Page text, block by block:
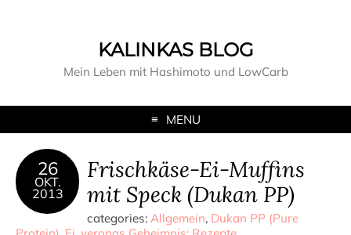
KALINKAS BLOG
Mein Leben mit Hashimoto und LowCarb
MENU
26
OKT.
2013
Frischkäse-Ei-Muffins
mit Speck (Dukan PP)
categories: Allgemein, Dukan PP (Pure